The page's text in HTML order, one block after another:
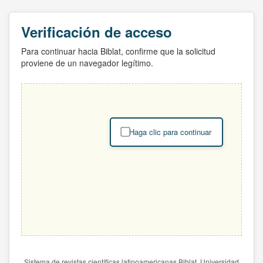
Verificación de acceso
Para continuar hacia Biblat, confirme que la solicitud
proviene de un navegador legítimo.
Haga clic para continuar